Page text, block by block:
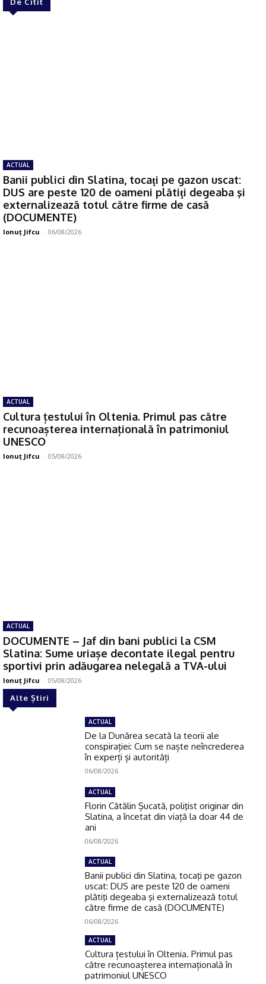
ACTUAL
Banii publici din Slatina, tocaţi pe gazon uscat:
DUS are peste 120 de oameni plătiţi degeaba şi
externalizează totul către firme de casă
(DOCUMENTE)
Ionuţ Jifcu - 06/08/2026
ACTUAL
Cultura țestului în Oltenia. Primul pas către
recunoașterea internațională în patrimoniul
UNESCO
Ionuţ Jifcu - 05/08/2026
ACTUAL
DOCUMENTE – Jaf din bani publici la CSM
Slatina: Sume uriașe decontate ilegal pentru
sportivi prin adăugarea nelegală a TVA-ului
Ionuţ Jifcu - 05/08/2026
Alte Știri
ACTUAL
De la Dunărea secată la teorii ale
conspirației: Cum se naște neîncrederea
în experți și autorități
06/08/2026
ACTUAL
Florin Cătălin Șucată, poliţist originar din
Slatina, a încetat din viață la doar 44 de
ani
06/08/2026
ACTUAL
Banii publici din Slatina, tocaţi pe gazon
uscat: DUS are peste 120 de oameni
plătiţi degeaba şi externalizează totul
către firme de casă (DOCUMENTE)
06/08/2026
ACTUAL
Cultura țestului în Oltenia. Primul pas
către recunoașterea internațională în
patrimoniul UNESCO